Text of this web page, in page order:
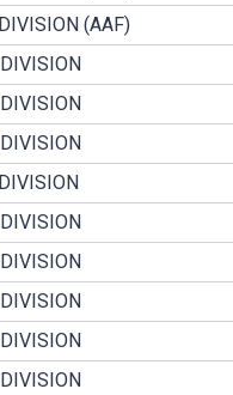
(AAF)